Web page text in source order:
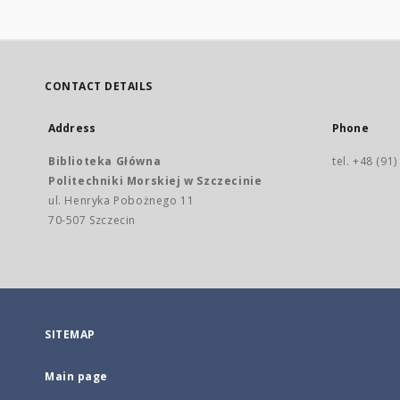
CONTACT DETAILS
Address
Biblioteka Główna
Politechniki Morskiej w Szczecinie
ul. Henryka Pobożnego 11
70-507 Szczecin
Phone
tel. +48
SITEMAP
Main page